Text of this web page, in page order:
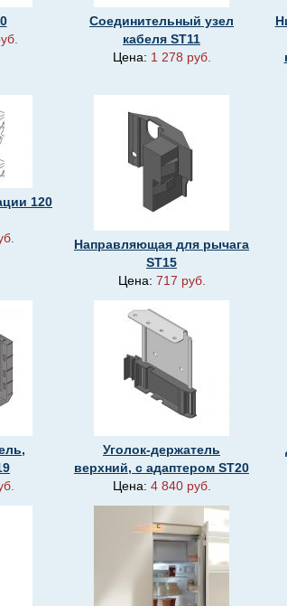
Соединительный узел
кабеля ST11
Цена: 1 278 руб.
120
Направляющая для рычага
ST15
Цена: 717 руб.
Уголок-держатель
верхний, с адаптером SТ20
Цена: 4 840 руб.